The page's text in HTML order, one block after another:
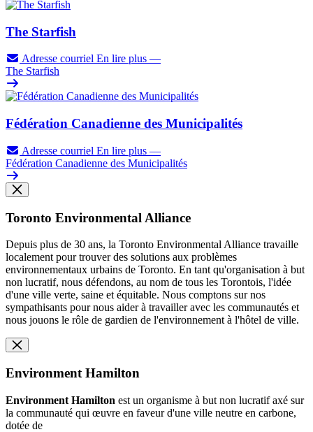
The Starfish
Adresse courriel En lire plus —
The Starfish
Fédération Canadienne des Municipalités
Adresse courriel En lire plus —
Fédération Canadienne des Municipalités
Toronto Environmental Alliance
Depuis plus de 30 ans, la Toronto Environmental Alliance travaille
localement pour trouver des solutions aux problèmes
environnementaux urbains de Toronto. En tant qu'organisation à but
non lucratif, nous défendons, au nom de tous les Torontois, l'idée
d'une ville verte, saine et équitable. Nous comptons sur nos
sympathisants pour nous aider à travailler avec les communautés et
nous jouons le rôle de gardien de l'environnement à l'hôtel de ville.
Environment Hamilton
Environment Hamilton est un organisme à but non lucratif axé sur
la communauté qui œuvre en faveur d'une ville neutre en carbone,
dotée de